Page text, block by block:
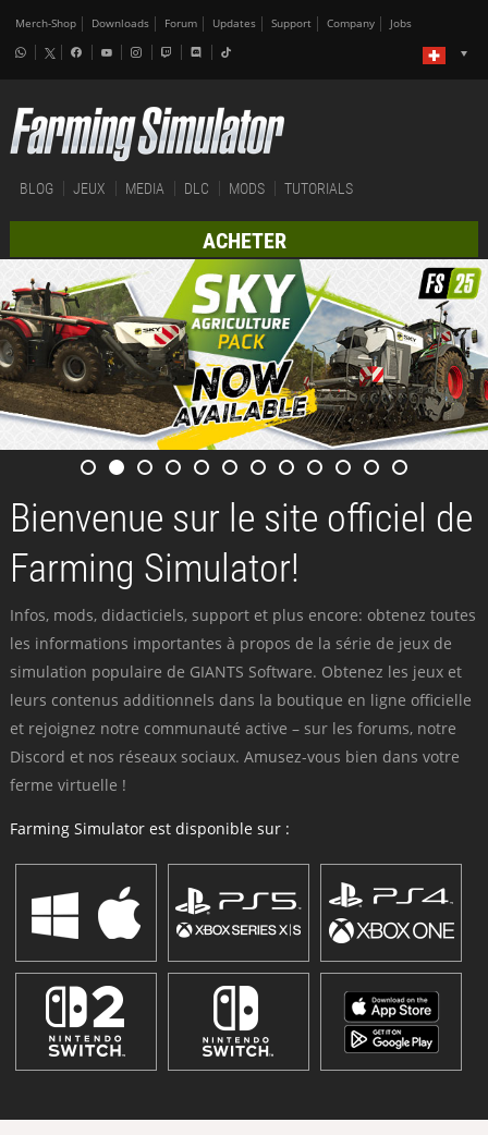
Merch-Shop Downloads Forum Updates Support Company Jobs
BLOG JEUX MEDIA DLC MODS TUTORIALS
ACHETER
Bienvenue sur le site officiel de
Farming Simulator!
Infos, mods, didacticiels, support et plus encore: obtenez toutes
les informations importantes à propos de la série de jeux de
simulation populaire de GIANTS Software. Obtenez les jeux et
leurs contenus additionnels dans la boutique en ligne officielle
et rejoignez notre communauté active – sur les forums, notre
Discord et nos réseaux sociaux. Amusez-vous bien dans votre
ferme virtuelle !
Farming Simulator est disponible sur :